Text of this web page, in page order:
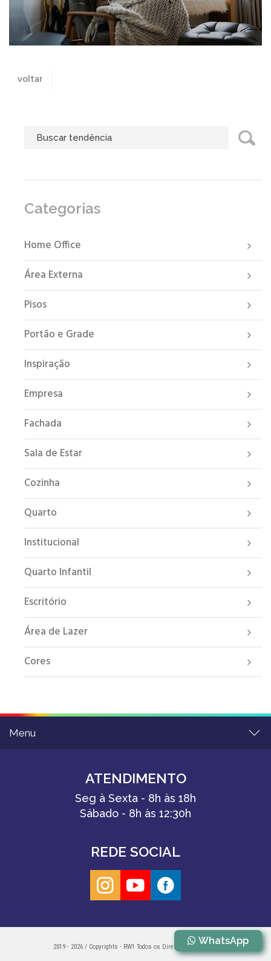
voltar
Categorias
Home Office
Área Externa
Pisos
Portão e Grade
Inspiração
Empresa
Fachada
Sala de Estar
Cozinha
Quarto
Institucional
Quarto Infantil
Escritório
Área de Lazer
Cores
WhatsApp
Menu
ATENDIMENTO
Seg à Sexta - 8h às 18h
Sábado - 8h às 12:30h
REDE SOCIAL
2019 - 2026 / Copyrights - RW1 Todos os Direitos Reservados